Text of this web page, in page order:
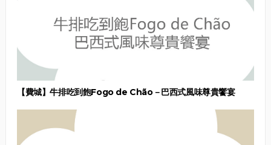
【費城】牛排吃到飽Fogo de Chão－巴西式風味尊貴饗宴